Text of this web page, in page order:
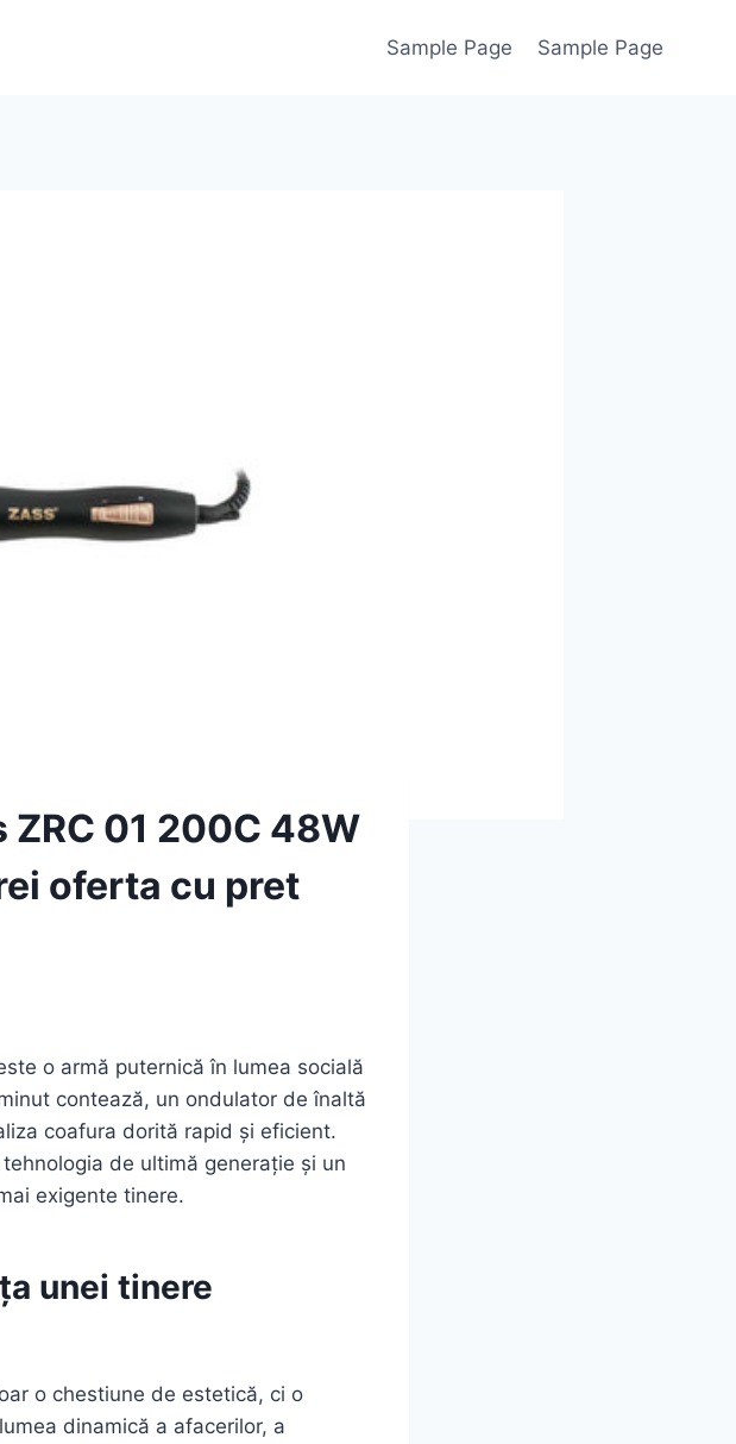
Sample Page Sample Page
01 200C 48W
oferta cu pret
o armă puternică în lumea socială
contează, un ondulator de înaltă
coafura dorită rapid și eficient.
de ultimă generație și un
exigente tinere.
unei tinere
o chestiune de estetică, ci o
dinamică a afacerilor, a